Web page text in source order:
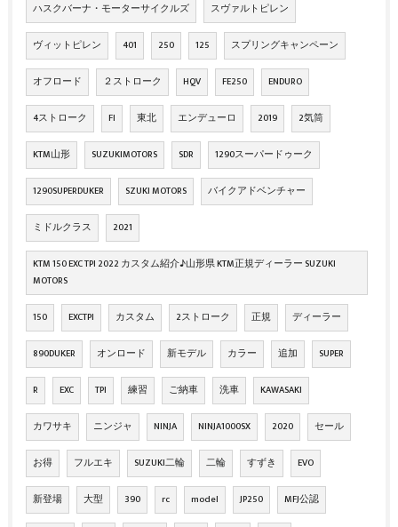
ハスクバーナ・モーターサイクルズ スヴァルトピレン
ヴィットピレン 401 250 125 スプリングキャンペーン
オフロード ２ストローク HQV FE250 ENDURO
4ストローク FI 東北 エンデューロ 2019 2気筒
KTM山形 SUZUKIMOTORS SDR 1290スーパードゥーク
1290SUPERDUKER SZUKI MOTORS バイクアドベンチャー
ミドルクラス 2021
KTM 150 EXC TPI 2022 カスタム紹介♪山形県 KTM正規ディーラー SUZUKI
MOTORS
150 EXCTPI カスタム 2ストローク 正規 ディーラー
890DUKER オンロード 新モデル カラー 追加 SUPER
R EXC TPI 練習 ご納車 洗車 KAWASAKI
カワサキ ニンジャ NINJA NINJA1000SX 2020 セール
お得 フルエキ SUZUKI二輪 二輪 すずき EVO
新登場 大型 390 rc model JP250 MFJ公認